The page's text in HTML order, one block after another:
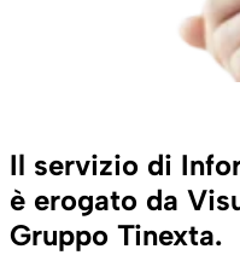
Il servizio di
è erogato da
Gruppo Tinexta.